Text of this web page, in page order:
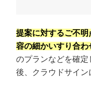
提案に対するご不
容の細かいすり合わ
のプランなどを確
後、クラウドサイン